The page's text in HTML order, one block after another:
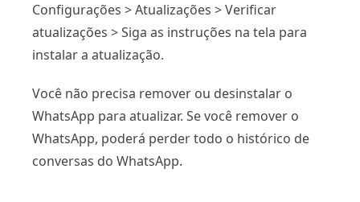
Configurações > Atualizações > Verificar
atualizações > Siga as instruções na tela para
instalar a atualização.
Você não precisa remover ou desinstalar o
WhatsApp para atualizar. Se você remover o
WhatsApp, poderá perder todo o histórico de
conversas do WhatsApp.